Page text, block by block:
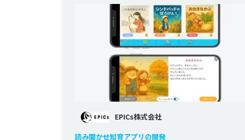
EPICs株式会社
読み聞かせ知育アプリの開発